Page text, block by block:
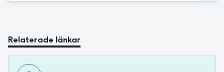
Relaterade länkar